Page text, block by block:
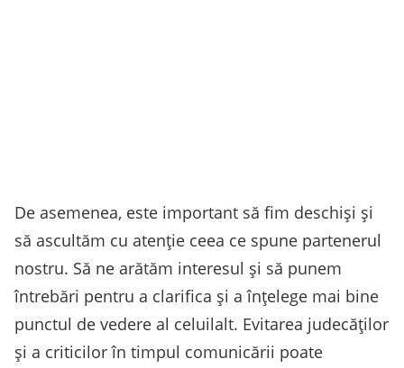
De asemenea, este important să fim deschiși și
să ascultăm cu atenție ceea ce spune partenerul
nostru. Să ne arătăm interesul și să punem
întrebări pentru a clarifica și a înțelege mai bine
punctul de vedere al celuilalt. Evitarea judecăților
și a criticilor în timpul comunicării poate